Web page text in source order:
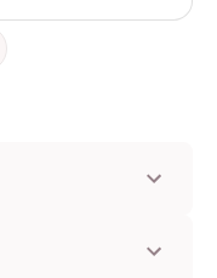
opciones sin